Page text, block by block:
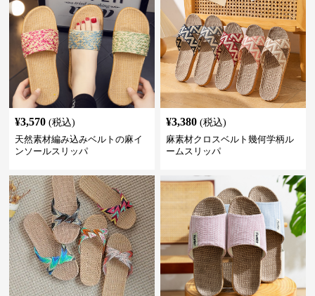
¥3,570 (税込)
天然素材編み込みベルトの麻イ
ンソールスリッパ
¥3,380 (税込)
麻素材クロスベルト幾何学柄ル
ームスリッパ